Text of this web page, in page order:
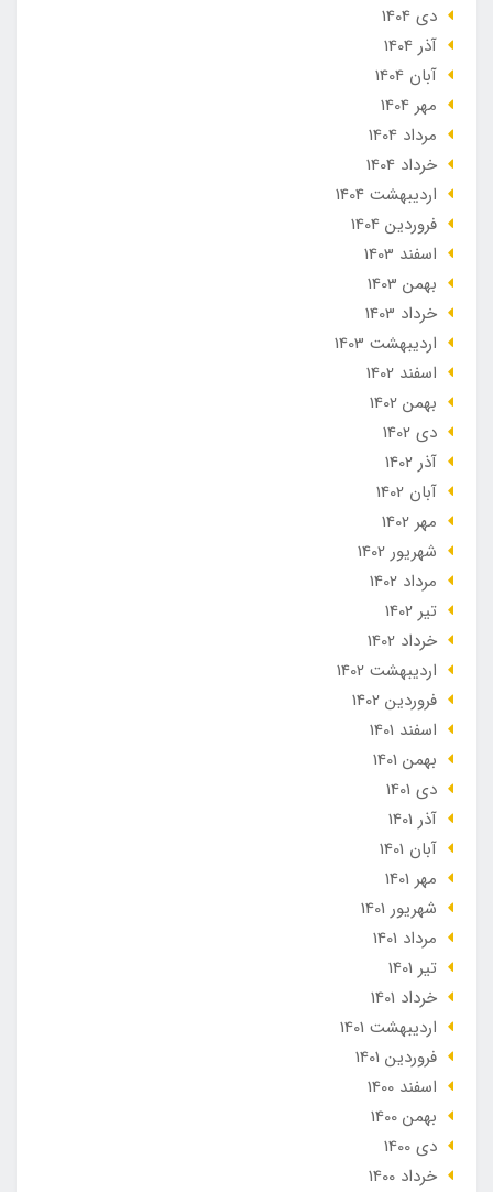
دی 1404
آذر 1404
آبان 1404
مهر 1404
مرداد 1404
خرداد 1404
ارديبهشت 1404
فروردین 1404
اسفند 1403
بهمن 1403
خرداد 1403
ارديبهشت 1403
اسفند 1402
بهمن 1402
دی 1402
آذر 1402
آبان 1402
مهر 1402
شهریور 1402
مرداد 1402
تير 1402
خرداد 1402
ارديبهشت 1402
فروردین 1402
اسفند 1401
بهمن 1401
دی 1401
آذر 1401
آبان 1401
مهر 1401
شهریور 1401
مرداد 1401
تير 1401
خرداد 1401
ارديبهشت 1401
فروردین 1401
اسفند 1400
بهمن 1400
دی 1400
خرداد 1400